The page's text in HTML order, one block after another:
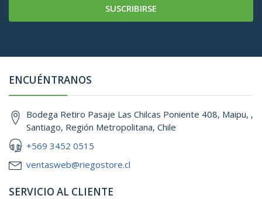
SUSCRIBIRSE
ENCUÉNTRANOS
Bodega Retiro Pasaje Las Chilcas Poniente 408, Maipu, ,
Santiago, Región Metropolitana, Chile
+569 3452 0515
ventasweb@riegostore.cl
SERVICIO AL CLIENTE